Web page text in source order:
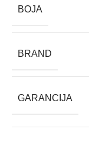
BOJA
BRAND
GARANCIJA